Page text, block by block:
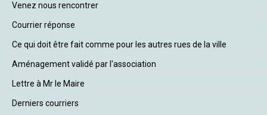
Venez nous rencontrer
Courrier réponse
Ce qui doit être fait comme pour les autres rues de la ville
Aménagement validé par l'association
Lettre à Mr le Maire
Derniers courriers